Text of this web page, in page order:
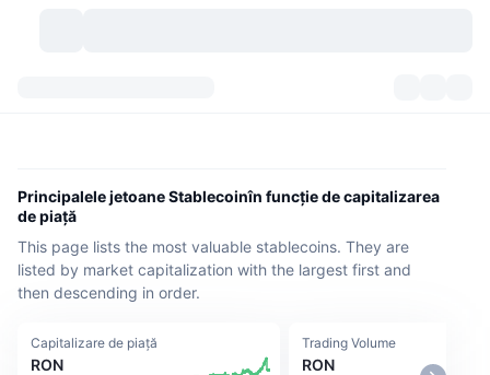
Istoric capturi
Deblocări de tokenuri
Prezentare generală a pieței
Piața Spot
Nr. de criptomonede
Cele mai populare
Nou
Burse
Schimburi centralizate:
Spot
Community
Feed-uri
API
Principalele jetoane Stablecoinîn funcție de capitalizarea
de piață
This page lists the most valuable stablecoins. They are
listed by market capitalization with the largest first and
then descending in order.
Capitalizare de piață
RON
Trading Volume
RON